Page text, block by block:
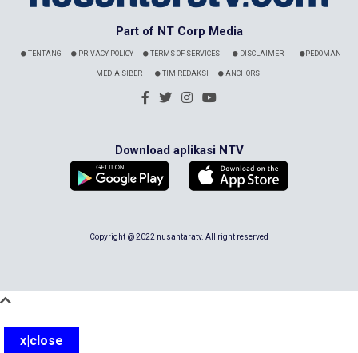
Part of NT Corp Media
TENTANG PRIVACY POLICY TERMS OF SERVICES DISCLAIMER PEDOMAN
MEDIA SIBER TIM REDAKSI ANCHORS
Download aplikasi NTV
Copyright @ 2022 nusantaratv. All right reserved
x|close